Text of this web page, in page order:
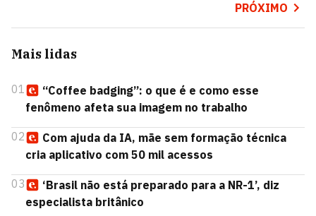
PRÓXIMO
Mais lidas
01
“Coffee badging”: o que é e como esse
fenômeno afeta sua imagem no trabalho
02
Com ajuda da IA, mãe sem formação técnica
cria aplicativo com 50 mil acessos
03
‘Brasil não está preparado para a NR-1’, diz
especialista britânico